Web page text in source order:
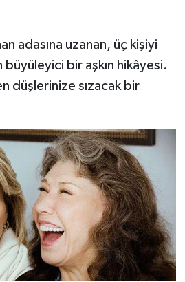
adasına uzanan, üç kişiyi
bir aşkın hikâyesi.
düşlerinize sızacak bir